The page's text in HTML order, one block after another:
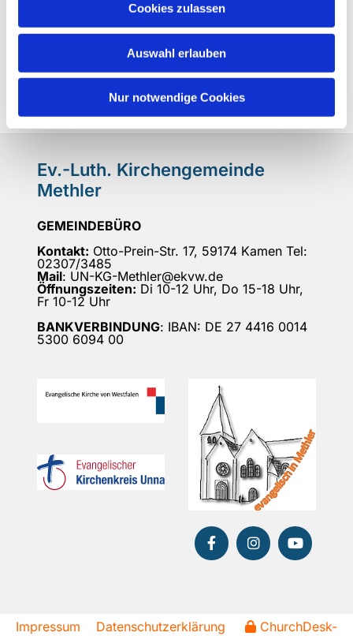
Cookies zulassen
Auswahl erlauben
Nur notwendige Cookies
Ev.-Luth. Kirchengemeinde
Methler
GEMEINDEBÜRO
Kontakt: Otto-Prein-Str. 17, 59174 Kamen Tel:
02307/3485
Mail: UN-KG-Methler@ekvw.de
Öffnungszeiten: Di 10-12 Uhr, Do 15-18 Uhr,
Fr 10-12 Uhr
BANKVERBINDUNG: IBAN: DE 27 4416 0014
5300 6094 00
Impressum Datenschutzerklärung ChurchDesk-